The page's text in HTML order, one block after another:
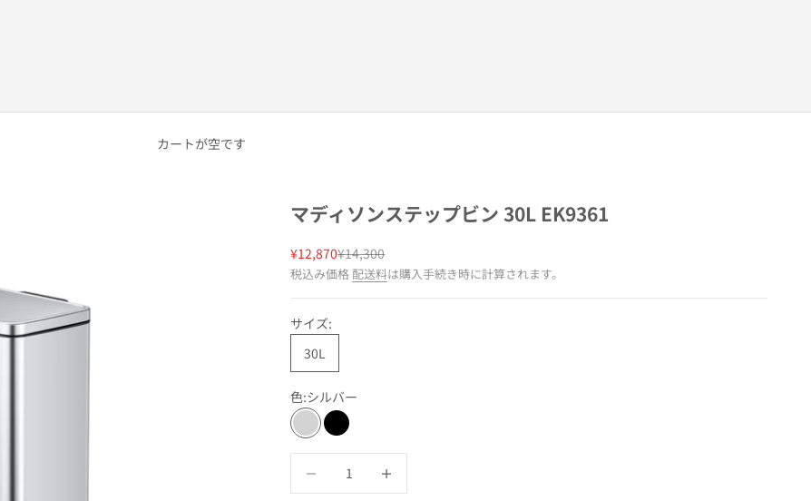
カートが空です
マディソンステップビン 30L EK9361
セール価格
¥12,870通常価格
¥14,300
税込み価格 配送料は購入手続き時に計算されます。
サイズ:
30L
色:シルバー
シルバーブラック